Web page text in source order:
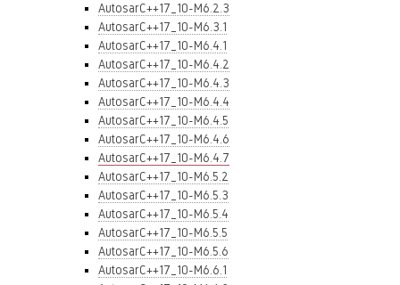
AutosarC++17_10-M6.2.3
AutosarC++17_10-M6.3.1
AutosarC++17_10-M6.4.1
AutosarC++17_10-M6.4.2
AutosarC++17_10-M6.4.3
AutosarC++17_10-M6.4.4
AutosarC++17_10-M6.4.5
AutosarC++17_10-M6.4.6
AutosarC++17_10-M6.4.7
AutosarC++17_10-M6.5.2
AutosarC++17_10-M6.5.3
AutosarC++17_10-M6.5.4
AutosarC++17_10-M6.5.5
AutosarC++17_10-M6.5.6
AutosarC++17_10-M6.6.1